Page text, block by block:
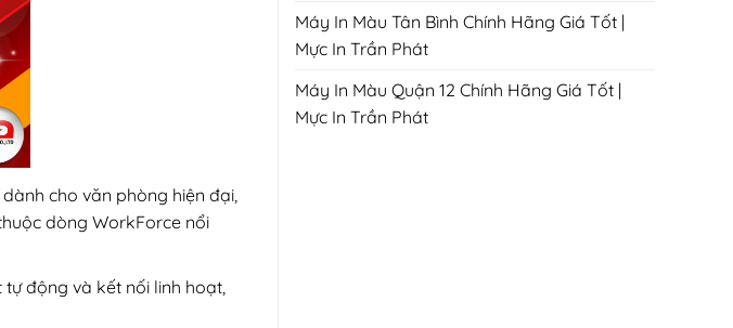
cho văn phòng hiện đại,
dòng WorkForce nổi
tự động và kết nối linh hoạt,
Máy In Màu Tân Bình Chính Hãng Giá Tốt |
Mực In Trần Phát
Máy In Màu Quận 12 Chính Hãng Giá Tốt |
Mực In Trần Phát